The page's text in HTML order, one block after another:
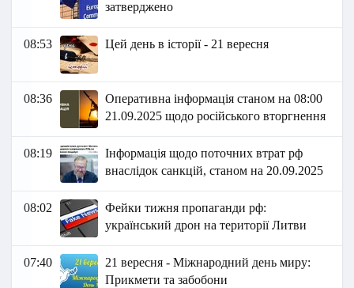
затверджено
08:53 Цей день в історії - 21 вересня
08:36
Оперативна інформація станом на 08:00
21.09.2025 щодо російського вторгнення
08:19
Інформація щодо поточних втрат рф
внаслідок санкцій, станом на 20.09.2025
08:02
Фейки тижня пропаганди рф:
український дрон на території Литви
07:40
21 вересня - Міжнародний день миру:
Прикмети та забобони